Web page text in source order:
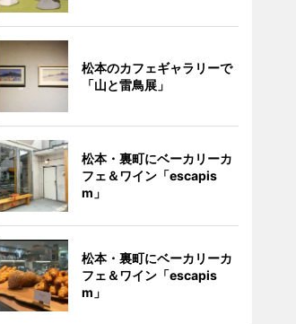
松本のカフェギャラリーで
「山と雷鳥展」
松本・裏町にベーカリーカ
フェ＆ワイン「escapis
m」
松本・裏町にベーカリーカ
フェ＆ワイン「escapis
m」